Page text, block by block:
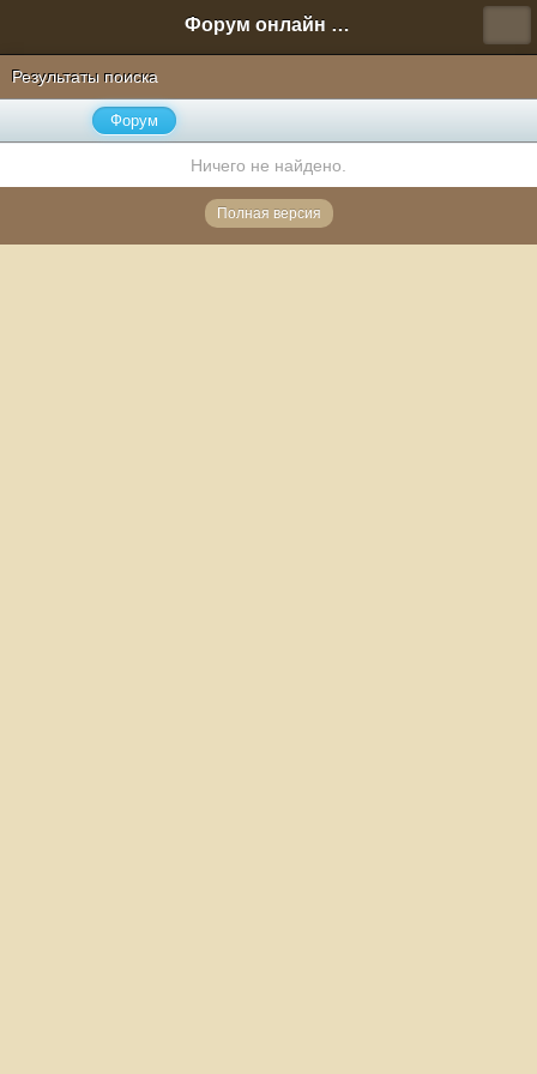
Форум онлайн игры "Новая Эра" (Нюра Биз)
Результаты поиска
Форум
Ничего не найдено.
Полная версия